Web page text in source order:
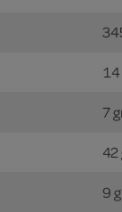
7
42
9